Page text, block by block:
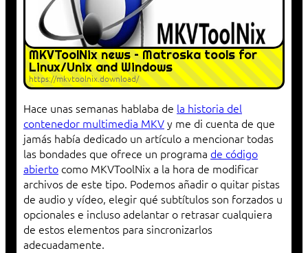
MKVToolNix news – Matroska tools for
Linux/Unix and Windows
https://mkvtoolnix.download/
Hace unas semanas hablaba de la historia del
contenedor multimedia MKVy me di cuenta de que
jamás había dedicado un artículo a mencionar todas
las bondades que ofrece un programa de código
abierto como MKVToolNix a la hora de modificar
archivos de este tipo. Podemos añadir o quitar pistas
de audio y vídeo, elegir qué subtítulos son forzados u
opcionales e incluso adelantar o retrasar cualquiera
de estos elementos para sincronizarlos
adecuadamente.